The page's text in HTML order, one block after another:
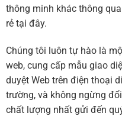
thông minh khác thông
rẻ tại đây.
Chúng tôi luôn tự hào là
web, cung cấp mẫu giao
duyệt Web trên điện thoại
trường, và không ngừng
chất lượng nhất gửi đến